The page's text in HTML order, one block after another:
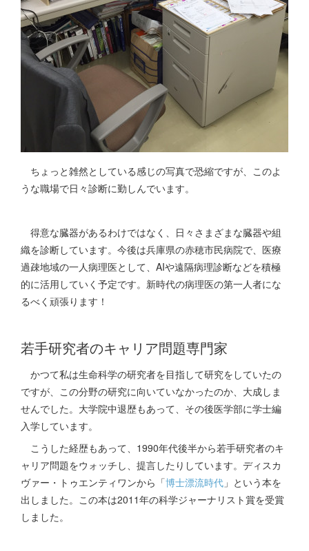
ちょっと雑然としている感じの写真で恐縮ですが、このよ
うな職場で日々診断に勤しんでいます。
得意な臓器があるわけではなく、日々さまざまな臓器や組
織を診断しています。今後は兵庫県の赤穂市民病院で、医療
過疎地域の一人病理医として、AIや遠隔病理診断などを積極
的に活用していく予定です。新時代の病理医の第一人者にな
るべく頑張ります！
若手研究者のキャリア問題専門家
かつて私は生命科学の研究者を目指して研究をしていたの
ですが、この分野の研究に向いていなかったのか、大成しま
せんでした。大学院中退歴もあって、その後医学部に学士編
入学しています。
こうした経歴もあって、1990年代後半から若手研究者のキ
ャリア問題をウォッチし、提言したりしています。ディスカ
ヴァー・トゥエンティワンから「博士漂流時代 」という本を
出しました。この本は2011年の科学ジャーナリスト賞を受賞
しました。